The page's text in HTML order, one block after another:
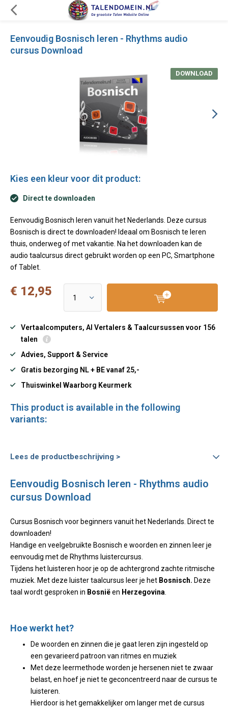
Eenvoudig Bosnisch leren - Rhythms audio
cursus Download
DOWNLOAD
Kies een kleur voor dit product:
Direct te downloaden
Eenvoudig Bosnisch leren vanuit het Nederlands. Deze cursus
Bosnisch is direct te downloaden! Ideaal om Bosnisch te leren
thuis, onderweg of met vakantie. Na het downloaden kan de
audio taalcursus direct gebruikt worden op een PC, Smartphone
of Tablet.
€ 12,95
Vertaalcomputers, AI Vertalers & Taalcursussen voor 156
talen
Advies, Support & Service
Gratis bezorging NL + BE vanaf 25,-
Thuiswinkel Waarborg Keurmerk
This product is available in the following
variants:
Lees de productbeschrijving >
Eenvoudig Bosnisch leren - Rhythms audio
cursus Download
Cursus Bosnisch voor beginners vanuit het Nederlands. Direct te
downloaden!
Handige en veelgebruikte Bosnisch e woorden en zinnen leer je
eenvoudig met de Rhythms luistercursus.
Tijdens het luisteren hoor je op de achtergrond zachte ritmische
muziek. Met deze luister taalcursus leer je het Bosnisch. Deze
taal wordt gesproken in Bosniëen Herzegovina
Hoe werkt het?
De woorden en zinnen die je gaat leren zijn ingesteld op
een gevarieerd patroon van ritmes en muziek
Met deze leermethode worden je hersenen niet te zwaar
belast, en hoef je niet te geconcentreerd naar de cursus te
luisteren.
Hierdoor is het gemakkelijker om langer met de cursus